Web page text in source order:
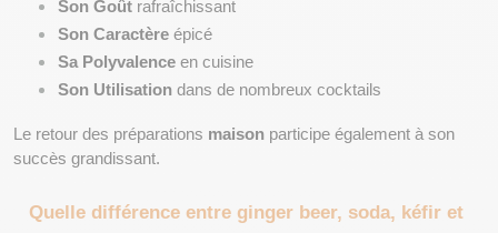
Son Goût rafraîchissant
Son Caractère épicé
Sa Polyvalence en cuisine
Son Utilisation dans de nombreux cocktails
Le retour des préparations maison participe également à son
succès grandissant.
Quelle différence entre ginger beer, soda, kéfir et